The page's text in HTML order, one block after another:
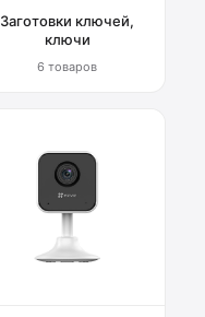
Заготовки ключей,
ключи
6 товаров